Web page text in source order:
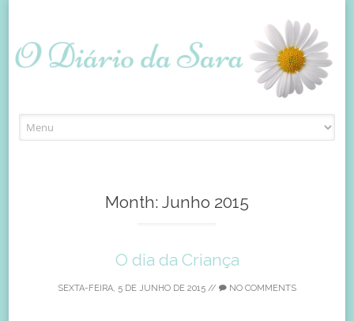
to
Month: Junho 2015
O dia da Criança
SEXTA-FEIRA, 5 DE JUNHO DE 2015 // NO COMMENTS